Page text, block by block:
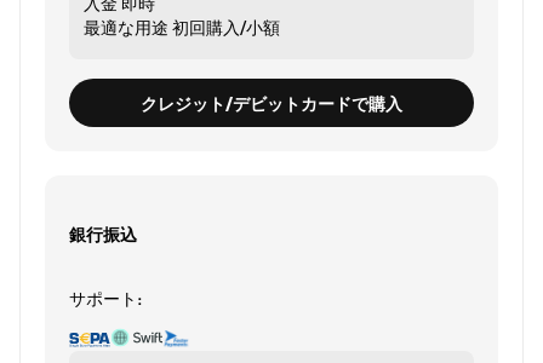
最適な用途 初回購入/小額
クレジット/デビットカードで購入
銀行振込
サポート: